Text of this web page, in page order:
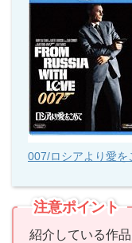
007/ロシアより愛を
注意ポイント
紹介している作